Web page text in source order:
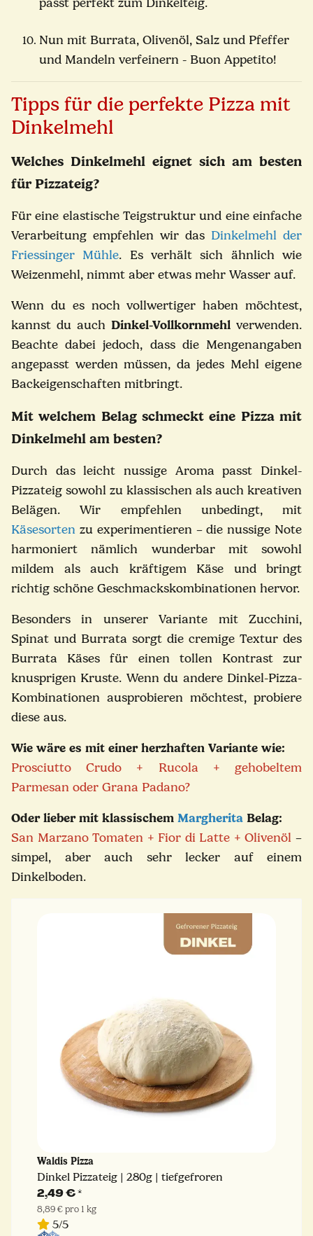
passt perfekt zum Dinkelteig.
Nun mit Burrata, Olivenöl, Salz und Pfeffer
und Mandeln verfeinern - Buon Appetito!
Tipps für die perfekte Pizza mit
Dinkelmehl
Welches Dinkelmehl eignet sich am besten
für Pizzateig?
Für eine elastische Teigstruktur und eine einfache
Verarbeitung empfehlen wir das Dinkelmehl der
Friessinger Mühle. Es verhält sich ähnlich wie
Weizenmehl, nimmt aber etwas mehr Wasser auf.
Wenn du es noch vollwertiger haben möchtest,
kannst du auch Dinkel-Vollkornmehl verwenden.
Beachte dabei jedoch, dass die Mengenangaben
angepasst werden müssen, da jedes Mehl eigene
Backeigenschaften mitbringt.
Mit welchem Belag schmeckt eine Pizza mit
Dinkelmehl am besten?
Durch das leicht nussige Aroma passt Dinkel-
Pizzateig sowohl zu klassischen als auch kreativen
Belägen. Wir empfehlen unbedingt, mit
Käsesorten zu experimentieren – die nussige Note
harmoniert nämlich wunderbar mit sowohl
mildem als auch kräftigem Käse und bringt
richtig schöne Geschmackskombinationen hervor.
Besonders in unserer Variante mit Zucchini,
Spinat und Burrata sorgt die cremige Textur des
Burrata Käses für einen tollen Kontrast zur
knusprigen Kruste. Wenn du andere Dinkel-Pizza-
Kombinationen ausprobieren möchtest, probiere
diese aus.
Wie wäre es mit einer herzhaften Variante wie:
Prosciutto Crudo + Rucola + gehobeltem
Parmesan oder Grana Padano?
Oder lieber mit klassischem Margherita Belag:
San Marzano Tomaten + Fior di Latte + Olivenöl –
simpel, aber auch sehr lecker auf einem
Dinkelboden.
Waldis Pizza
Dinkel Pizzateig | 280g | tiefgefroren
2,49 €*
8,89 € pro 1 kg
5/5